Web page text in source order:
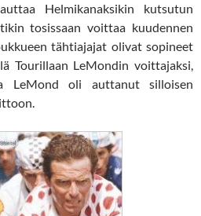
Helmikanaksikin kutsutun
tosissaan voittaa kuudennen
tähtiajajat olivat sopineet
Tourillaan LeMondin voittajaksi,
LeMond oli auttanut silloisen